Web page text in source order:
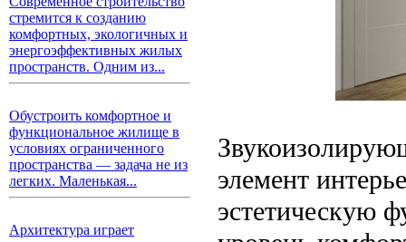
стремится к созданию
комфортных, экологичных и
энергоэффективных жилых
пространств. Одним из...
Обустроить комфортное и
функциональное жилище в
условиях ограниченного
пространства — задача не из
легких. Маленькая...
Архитектура играет
элемент
эстетическую